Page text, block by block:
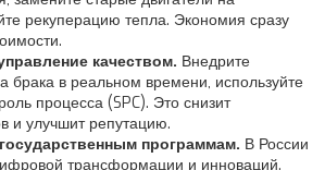
рекуперацию тепла. Экономия сразу
качеством. Внедрите
брака в реальном времени, используйте
процесса (SPC). Это снизит
и улучшит репутацию.
программам. В России
трансформации и инноваций.